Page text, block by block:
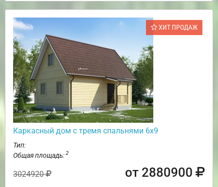
ХИТ ПРОДАЖ
Каркасный дом с тремя спальнями 6х9
Тип:
Общая площадь: 2
3024920 от 2880900